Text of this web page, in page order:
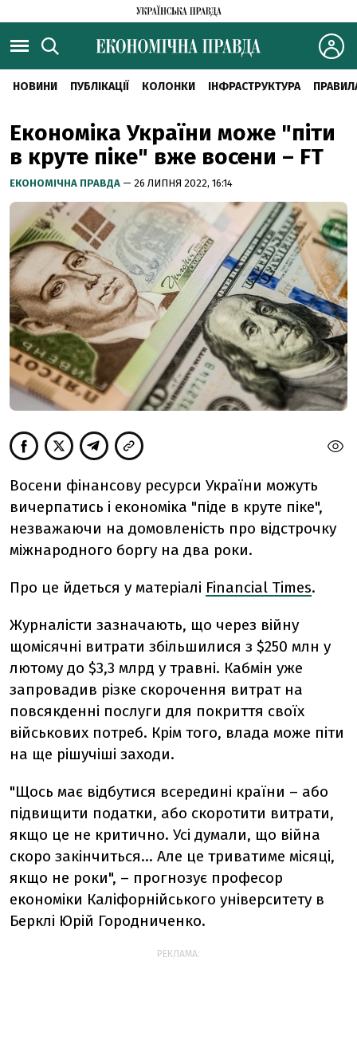
НОВИНИ ПУБЛІКАЦІЇ КОЛОНКИ ІНФРАСТРУКТУРА
Економіка України може "піти
в круте піке" вже восени – FT
ЕКОНОМІЧНА ПРАВДА — 26 ЛИПНЯ 2022, 16:14
Восени фінансову ресурси України можуть
вичерпатись і економіка "піде в круте піке",
незважаючи на домовленість про відстрочку
міжнародного боргу на два роки.
Про це йдеться у матеріалі Financial Times.
Журналісти зазначають, що через війну
щомісячні витрати збільшилися з $250 млн у
лютому до $3,3 млрд у травні. Кабмін уже
запровадив різке скорочення витрат на
повсякденні послуги для покриття своїх
військових потреб. Крім того, влада може піти
на ще рішучіші заходи.
"Щось має відбутися всередині країни – або
підвищити податки, або скоротити витрати,
якщо це не критично. Усі думали, що війна
скоро закінчиться... Але це триватиме місяці,
якщо не роки", – прогнозує професор
економіки Каліфорнійського університету в
Берклі Юрій Городниченко.
РЕКЛАМА: